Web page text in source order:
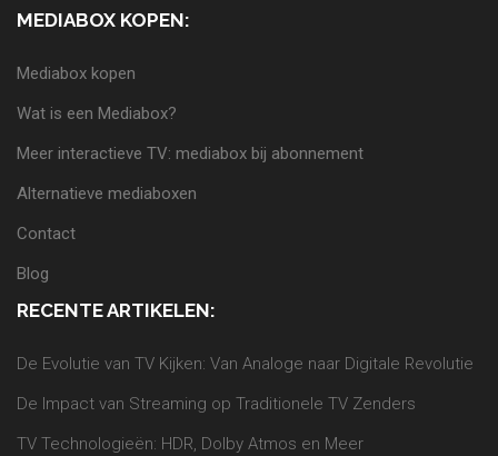
MEDIABOX KOPEN:
Mediabox kopen
Wat is een Mediabox?
Meer interactieve TV: mediabox bij abonnement
Alternatieve mediaboxen
Contact
Blog
RECENTE ARTIKELEN:
De Evolutie van TV Kijken: Van Analoge naar Digitale Revolutie
De Impact van Streaming op Traditionele TV Zenders
TV Technologieën: HDR, Dolby Atmos en Meer